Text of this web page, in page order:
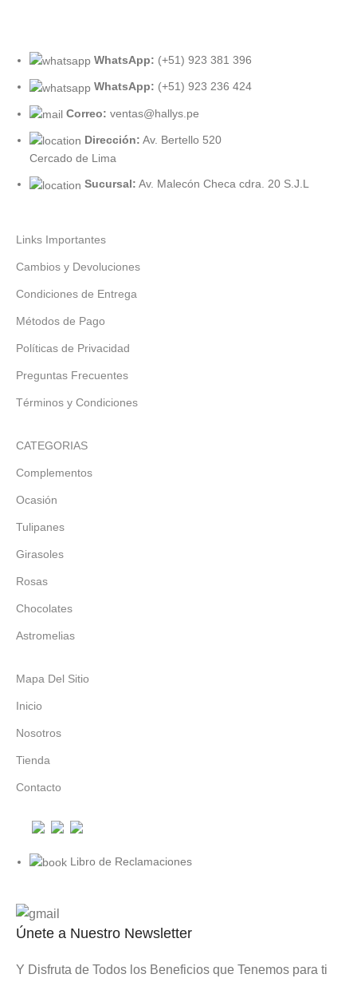
WhatsApp: (+51) 923 381 396
WhatsApp: (+51) 923 236 424
Correo: ventas@hallys.pe
Dirección: Av. Bertello 520
Cercado de Lima
Sucursal: Av. Malecón Checa cdra. 20 S.J.L
Links Importantes
Cambios y Devoluciones
Condiciones de Entrega
Métodos de Pago
Políticas de Privacidad
Preguntas Frecuentes
Términos y Condiciones
CATEGORIAS
Complementos
Ocasión
Tulipanes
Girasoles
Rosas
Chocolates
Astromelias
Mapa Del Sitio
Inicio
Nosotros
Tienda
Contacto
Libro de Reclamaciones
Únete a Nuestro Newsletter
Y Disfruta de Todos los Beneficios que Tenemos para ti